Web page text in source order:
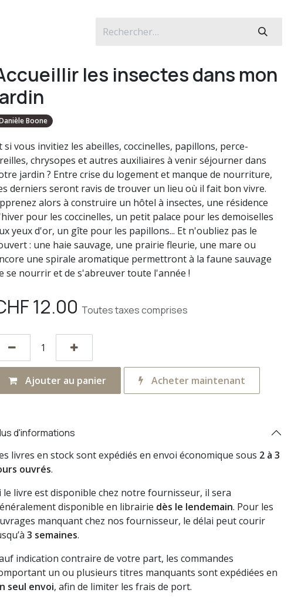
les insectes dans mon
Boone
si vous invitiez les abeilles, coccinelles, papillons, perce-
chrysopes et autres auxiliaires à venir séjourner dans
jardin ? Entre crise du logement et manque de nourriture,
derniers seront ravis de trouver un lieu où il fait bon vivre.
alors à construire un hôtel à insectes, une résidence
pour les coccinelles, un petit palace pour les demoiselles
yeux d'or, un gîte pour les papillons... Et n'oubliez pas le
: une haie sauvage, une prairie fleurie, une mare ou
une spirale aromatique permettront à la faune sauvage
se nourrir et de s'abreuver toute l'année !
12.00 Toutes taxes comprises
Ajouter au panier Acheter maintenant
d'informations
livres en stock sont expédiés en envoi économique sous 2 à 3
ouvrés.
le livre est disponible chez notre fournisseur, il sera
disponible en librairie dès le lendemain. Pour les
manquant chez nos fournisseur, le délai peut courir
3 semaines.
indication contraire de votre part, les commandes
un ou plusieurs titres manquants sont expédiées en
seul envoi, afin de limiter les frais de port.